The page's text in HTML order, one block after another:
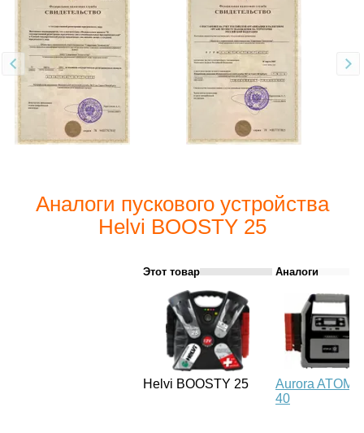
Аналоги пускового устройства
Helvi BOOSTY 25
Этот товар Аналоги
Helvi BOOSTY 25
Aurora ATOM
40